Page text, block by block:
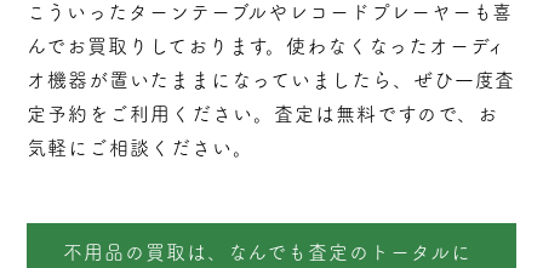
こういったターンテーブルやレコードプレーヤーも喜
んでお買取りしております。使わなくなったオーディ
オ機器が置いたままになっていましたら、ぜひ一度査
定予約をご利用ください。査定は無料ですので、お
気軽にご相談ください。
不用品の買取は、なんでも査定のトータルに